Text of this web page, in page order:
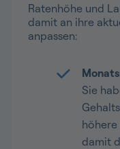
Ratenhöhe und
damit an ihre
anpassen:
Sie
damit